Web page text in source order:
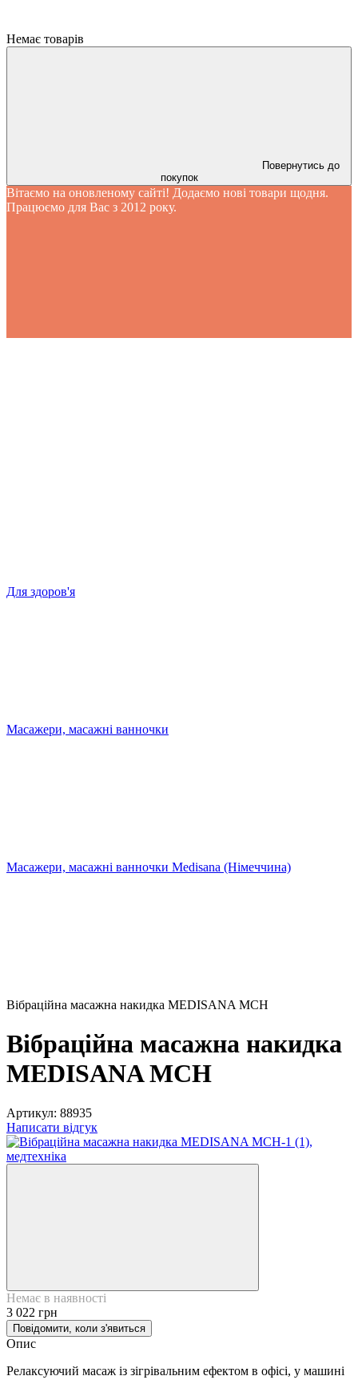
Немає товарів
Повернутись до
покупок
Вітаємо на оновленому сайті! Додаємо нові товари щодня.
Працюємо для Вас з 2012 року.
Для здоров'я
Масажери, масажні ванночки
Масажери, масажні ванночки Medisana (Німеччина)
Вібраційна масажна накидка MEDISANA MCH
Вібраційна масажна накидка
MEDISANA MCH
Артикул: 88935
Написати відгук
Немає в наявності
3 022 грн
Повідомити, коли з'явиться
Опис
Релаксуючий масаж із зігрівальним ефектом в офісі, у машині